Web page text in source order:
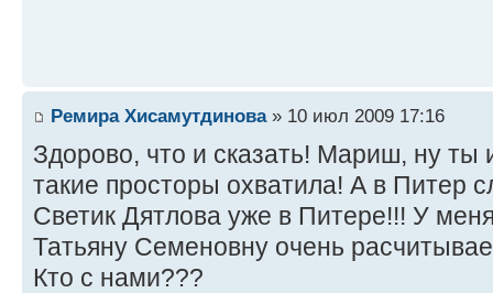
Ремира Хисамутдинова» 10 июл 2009 17:16
Здорово, что и сказать! Мариш, ну ты
такие просторы охватила! А в Питер
Светик Дятлова уже в Питере!!! У
Татьяну Семеновну очень
Кто с нами???